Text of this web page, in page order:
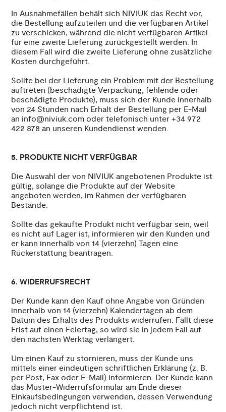
In Ausnahmefällen behält sich NIVIUK das Recht vor,
die Bestellung aufzuteilen und die verfügbaren Artikel
zu verschicken, während die nicht verfügbaren Artikel
für eine zweite Lieferung zurückgestellt werden. In
diesem Fall wird die zweite Lieferung ohne zusätzliche
Kosten durchgeführt.
Sollte bei der Lieferung ein Problem mit der Bestellung
auftreten (beschädigte Verpackung, fehlende oder
beschädigte Produkte), muss sich der Kunde innerhalb
von 24 Stunden nach Erhalt der Bestellung per E-Mail
an info@niviuk.com oder telefonisch unter +34 972
422 878 an unseren Kundendienst wenden.
5. PRODUKTE NICHT VERFÜGBAR
Die Auswahl der von NIVIUK angebotenen Produkte ist
gültig, solange die Produkte auf der Website
angeboten werden, im Rahmen der verfügbaren
Bestände.
Sollte das gekaufte Produkt nicht verfügbar sein, weil
es nicht auf Lager ist, informieren wir den Kunden und
er kann innerhalb von 14 (vierzehn) Tagen eine
Rückerstattung beantragen.
6. WIDERRUFSRECHT
Der Kunde kann den Kauf ohne Angabe von Gründen
innerhalb von 14 (vierzehn) Kalendertagen ab dem
Datum des Erhalts des Produkts widerrufen. Fällt diese
Frist auf einen Feiertag, so wird sie in jedem Fall auf
den nächsten Werktag verlängert.
Um einen Kauf zu stornieren, muss der Kunde uns
mittels einer eindeutigen schriftlichen Erklärung (z. B.
per Post, Fax oder E-Mail) informieren. Der Kunde kann
das Muster-Widerrufsformular am Ende dieser
Einkaufsbedingungen verwenden, dessen Verwendung
jedoch nicht verpflichtend ist.